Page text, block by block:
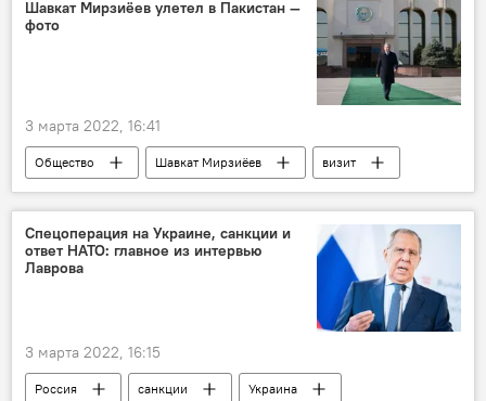
Шавкат Мирзиёев улетел в Пакистан —
фото
3 марта 2022, 16:41
Общество Шавкат Мирзиёев
визит
Пакистан
Спецоперация на Украине, санкции и
ответ НАТО: главное из интервью
Лаврова
3 марта 2022, 16:15
Россия санкции
Украина